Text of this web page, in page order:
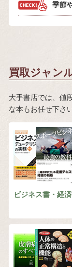
季節
買取ジャン
大手書店では、値
な本もお任せ下さ
ビジネス書・経